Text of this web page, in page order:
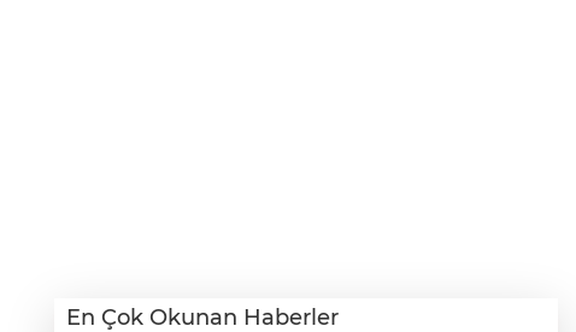
En Çok Okunan Haberler